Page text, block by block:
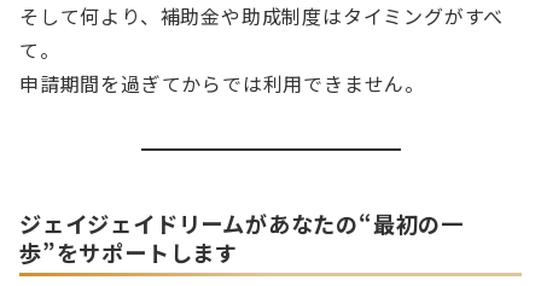
そして何より、補助金や助成制度はタイミングがすべ
て。
申請期間を過ぎてからでは利用できません。
ジェイジェイドリームがあなたの“最初の一
歩”をサポートします